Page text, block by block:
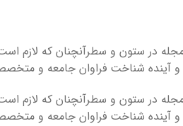
در ستون و سطرآنچنان که لازم
و آینده شناخت فراوان جامعه و
در ستون و سطرآنچنان که لازم
و آینده شناخت فراوان جامعه و